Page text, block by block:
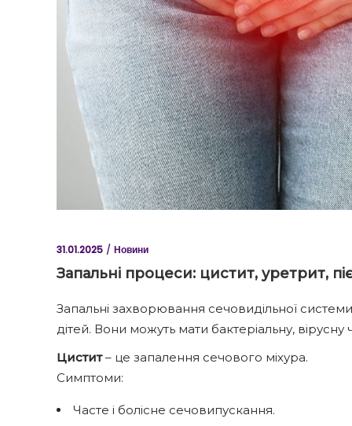
31.01.2025 Новини
Запальні процеси: цистит, уретрит,
Запальні захворювання сечовидільної
дітей. Вони можуть мати бактеріальну,
Цистит– це запалення сечового міхура.
Симптоми:
Часте і болісне сечовипускання.